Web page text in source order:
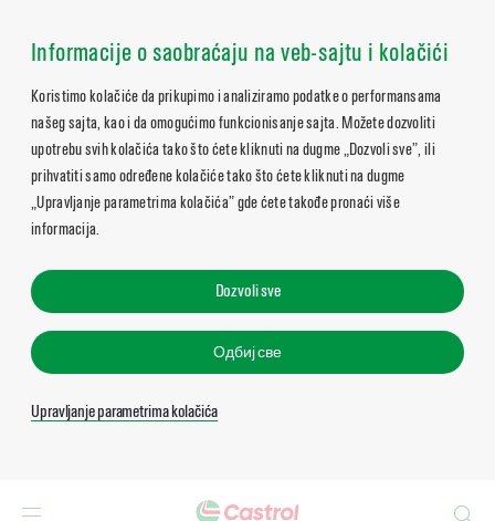
Informacije o saobraćaju na veb-sajtu i kolačići
Koristimo kolačiće da prikupimo i analiziramo podatke o performansama
našeg sajta, kao i da omogućimo funkcionisanje sajta. Možete dozvoliti
upotrebu svih kolačića tako što ćete kliknuti na dugme „Dozvoli sve”, ili
prihvatiti samo određene kolačiće tako što ćete kliknuti na dugme
„Upravljanje parametrima kolačića” gde ćete takođe pronaći više
informacija.
Dozvoli sve
Одбиј све
Upravljanje parametrima kolačića